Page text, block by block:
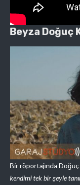
Beyza Doğuç
Bir röportajında
kendimi tek bir şeyle